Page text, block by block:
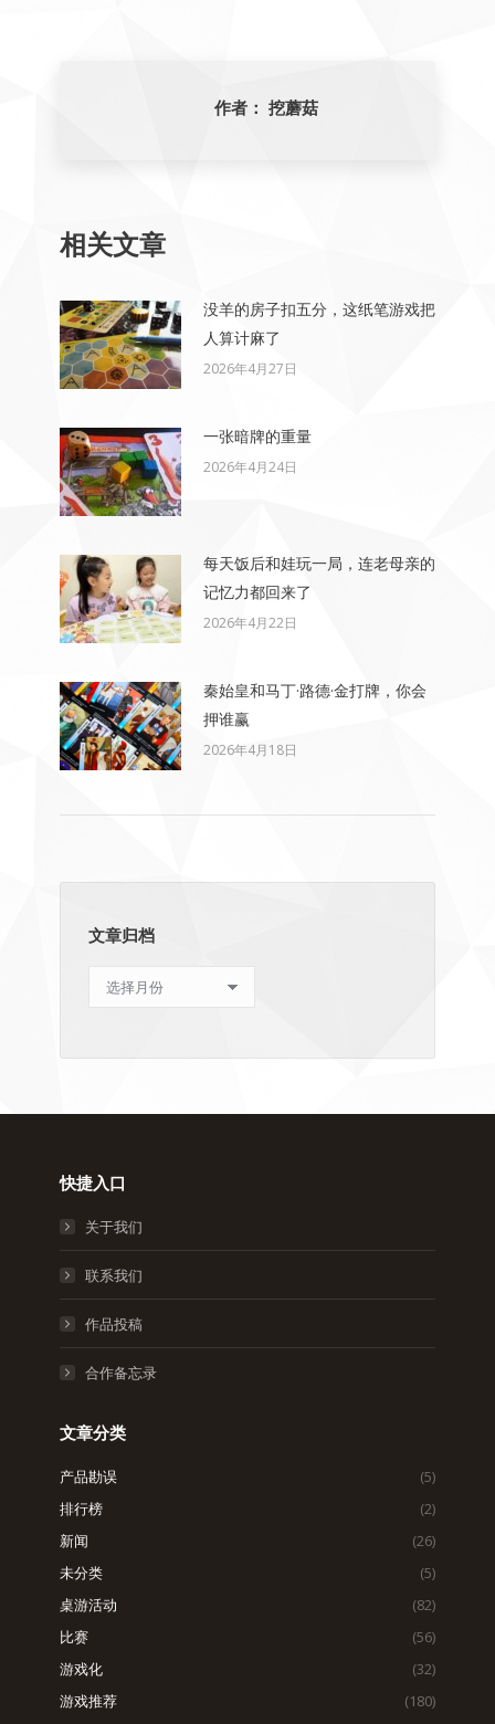
作者： 挖蘑菇
相关文章
没羊的房子扣五分，这纸笔游戏把
人算计麻了
2026年4月27日
一张暗牌的重量
2026年4月24日
每天饭后和娃玩一局，连老母亲的
记忆力都回来了
2026年4月22日
秦始皇和马丁·路德·金打牌，你会
押谁赢
2026年4月18日
文章归档
章
档
快捷入口
关于我们
联系我们
作品投稿
合作备忘录
文章分类
产品勘误
(5)
排行榜
(2)
新闻
(26)
未分类
(5)
桌游活动
(82)
比赛
(56)
游戏化
(32)
游戏推荐
(180)